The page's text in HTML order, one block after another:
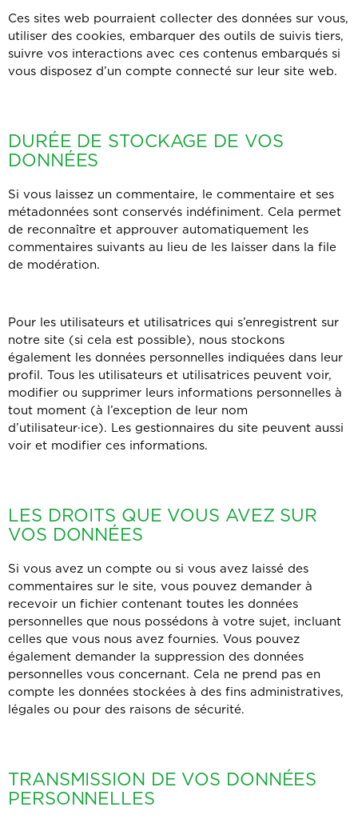
Ces sites web pourraient collecter des données sur vous,
utiliser des cookies, embarquer des outils de suivis tiers,
suivre vos interactions avec ces contenus embarqués si
vous disposez d’un compte connecté sur leur site web.
DURÉE DE STOCKAGE DE VOS
DONNÉES
Si vous laissez un commentaire, le commentaire et ses
métadonnées sont conservés indéfiniment. Cela permet
de reconnaître et approuver automatiquement les
commentaires suivants au lieu de les laisser dans la file
de modération.
Pour les utilisateurs et utilisatrices qui s’enregistrent sur
notre site (si cela est possible), nous stockons
également les données personnelles indiquées dans leur
profil. Tous les utilisateurs et utilisatrices peuvent voir,
modifier ou supprimer leurs informations personnelles à
tout moment (à l’exception de leur nom
d’utilisateur·ice). Les gestionnaires du site peuvent aussi
voir et modifier ces informations.
LES DROITS QUE VOUS AVEZ SUR
VOS DONNÉES
Si vous avez un compte ou si vous avez laissé des
commentaires sur le site, vous pouvez demander à
recevoir un fichier contenant toutes les données
personnelles que nous possédons à votre sujet, incluant
celles que vous nous avez fournies. Vous pouvez
également demander la suppression des données
personnelles vous concernant. Cela ne prend pas en
compte les données stockées à des fins administratives,
légales ou pour des raisons de sécurité.
TRANSMISSION DE VOS DONNÉES
PERSONNELLES